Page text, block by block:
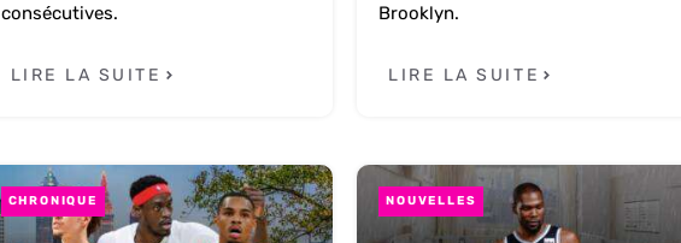
consécutives.
LIRE LA SUITE
Brooklyn.
LIRE LA SUITE
CHRONIQUE NOUVELLES